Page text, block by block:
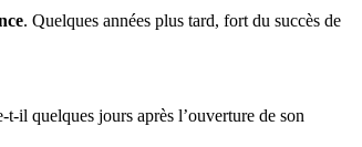
. Quelques années plus tard, fort du succès de
t-il quelques jours après l’ouverture de son